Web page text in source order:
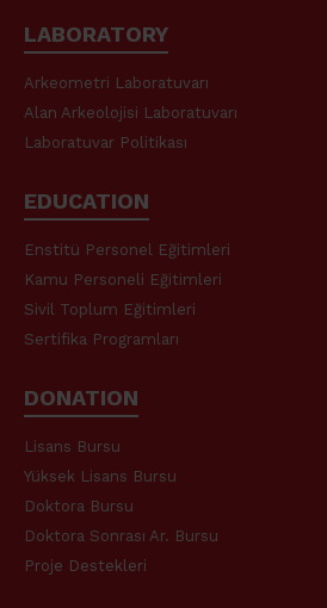
LABORATORY
Arkeometri Laboratuvarı
Alan Arkeolojisi Laboratuvarı
Laboratuvar Politikası
EDUCATION
Enstitü Personel Eğitimleri
Kamu Personeli Eğitimleri
Sivil Toplum Eğitimleri
Sertifika Programları
DONATION
Lisans Bursu
Yüksek Lisans Bursu
Doktora Bursu
Doktora Sonrası Ar. Bursu
Proje Destekleri